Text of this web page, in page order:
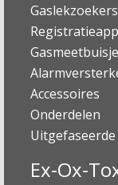
Gaslekzoekers
Accessoires
Onderdelen
Ex-Ox-